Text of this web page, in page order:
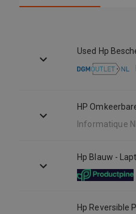
Used Hp
HP
Informatique NL
Hp Blauw -
Hp Reversible